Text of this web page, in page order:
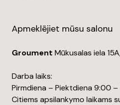
Apmeklējiet mūsu salonu
Groument Mūkusalas iela
Darba laiks:
Pirmdiena – Piektdiena 9:00 –
Citiems apsilankymo laikams